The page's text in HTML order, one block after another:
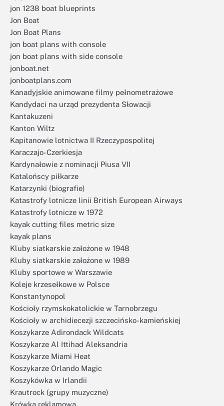
jon 1238 boat blueprints
Jon Boat
Jon Boat Plans
jon boat plans with console
jon boat plans with side console
jonboat.net
jonboatplans.com
Kanadyjskie animowane filmy pełnometrażowe
Kandydaci na urząd prezydenta Słowacji
Kantakuzeni
Kanton Wiltz
Kapitanowie lotnictwa II Rzeczypospolitej
Karaczajo-Czerkiesja
Kardynałowie z nominacji Piusa VII
Katalońscy piłkarze
Katarzynki (biografie)
Katastrofy lotnicze linii British European Airways
Katastrofy lotnicze w 1972
kayak cutting files metric size
kayak plans
Kluby siatkarskie założone w 1948
Kluby siatkarskie założone w 1989
Kluby sportowe w Warszawie
Koleje krzesełkowe w Polsce
Konstantynopol
Kościoły rzymskokatolickie w Tarnobrzegu
Kościoły w archidiecezji szczecińsko-kamieńskiej
Koszykarze Adirondack Wildcats
Koszykarze Al Ittihad Aleksandria
Koszykarze Miami Heat
Koszykarze Orlando Magic
Koszykówka w Irlandii
Krautrock (grupy muzyczne)
Krówka reklamowa